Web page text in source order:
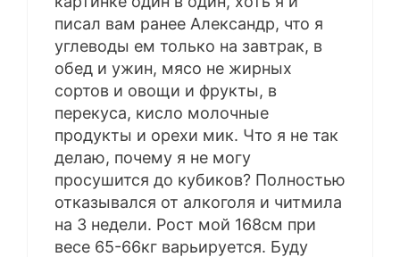
писал вам ранее Александр, что я
углеводы ем только на завтрак, в
обед и ужин, мясо не жирных
сортов и овощи и фрукты, в
перекуса, кисло молочные
продукты и орехи мик. Что я не так
делаю, почему я не могу
просушится до кубиков? Полностью
отказывался от алкоголя и читмила
на 3 недели. Рост мой 168см при
весе 65-66кг варьируется. Буду